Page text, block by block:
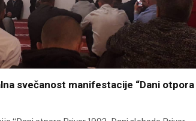
svečanost manifestacije “Dani otpora